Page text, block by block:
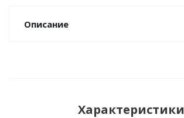
Описание
Характеристики